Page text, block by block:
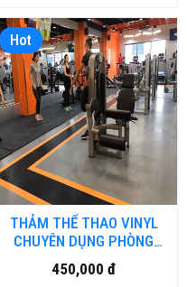
Hot
THẢM THỂ THAO VINYL
CHUYÊN DỤNG PHÒNG
GYM - FITNESS DÀY 5MM
SINO
450,000 đ